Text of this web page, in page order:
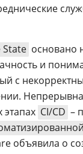
State основано
и
с
CI/CD –
объявила о